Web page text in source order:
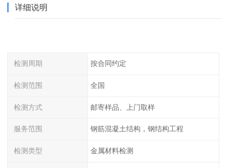
详细说明
检测周期 按合同约定
检测范围 全国
检测方式 邮寄样品、上门取样
服务范围 钢筋混凝土结构，钢结构工程
检测类型 金属材料检测